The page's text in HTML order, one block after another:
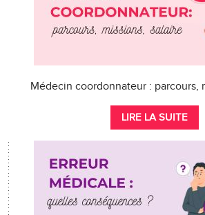
Médecin coordonnateur : parcours,
LIRE LA SUITE